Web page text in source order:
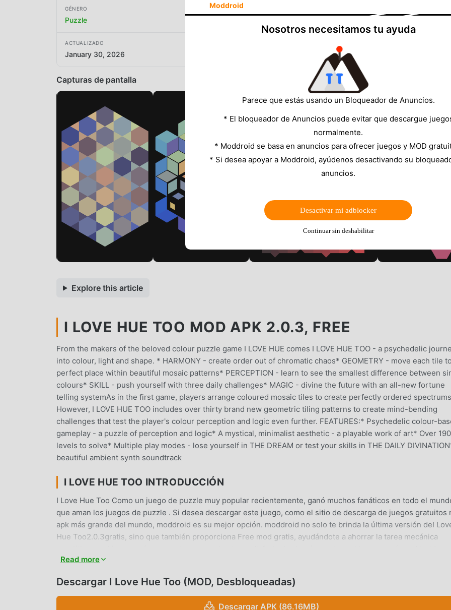
GÉNERO
Puzzle
ACTUALIZADO
January 30, 2026
Capturas de pantalla
Explore this article
I LOVE HUE TOO MOD APK 2.0.3, FREE
From the makers of the beloved colour puzzle game I LOVE HUE comes I LOVE HUE TOO - a psychedelic
into colour, light and shape. * HARMONY - create order out of chromatic chaos* GEOMETRY - move each tile
perfect place within beautiful mosaic patterns* PERCEPTION - learn to see the smallest difference between
colours* SKILL - push yourself with three daily challenges* MAGIC - divine the future with an all-new fortune
telling systemAs in the first game, players arrange coloured mosaic tiles to create perfectly ordered
However, I LOVE HUE TOO includes over thirty brand new geometric tiling patterns to create mind-bending
challenges that test the player's colour perception and logic even further. FEATURES:* Psychedelic colour-
gameplay - a puzzle of perception and logic* A mystical, minimalist aesthetic - a playable work of art* Over
levels to solve* Multiple play modes - lose yourself in THE DREAM or test your skills in THE DAILY
beautiful ambient synth soundtrack
I LOVE HUE TOO INTRODUCCIÓN
I Love Hue Too Como un juego de puzzle muy popular recientemente, ganó muchos fanáticos en todo el
que aman los juegos de puzzle . Si desea descargar este juego, como el sitio de descarga de juegos gratuitos
apk más grande del mundo, moddroid es su mejor opción. moddroid no solo te brinda la última versión deI
Hue Too2.0.3gratis, sino que también proporciona Free mod gratis, ayudándote a ahorrar la tarea mecánica
promete que cualquier mod de I Love Hue Too no cobrará a los jugadores ninguna tarifa, y es 100% seguro,
Hue Too 2.0.3 con un solo clic. ¡Qué estás esperando, descarga moddroid y juega!
Read more
Descargar I Love Hue Too (MOD, Desbloqueadas)
Descargar APK (86.16MB)
Moddroid
Nosotros necesitamos tu ayuda
Parece que estás usando un Bloqueador de Anuncios.
* El bloqueador de Anuncios puede evitar que descargue
normalmente.
* Moddroid se basa en anuncios para ofrecer juegos y MOD
* Si desea apoyar a Moddroid, ayúdenos desactivando su
anuncios.
Desactivar mi adblocker
Continuar sin deshabilitar